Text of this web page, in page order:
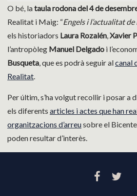
O bé, lataula rodona del 4 de
Realitat i Maig: “Engels i l’actualitat de
els historiadors Laura Rozalén,Xavier
l’antropòleg Manuel Delgado i
Busqueta, que es podrà seguir alcanal
Realitat.
Per últim, s’ha volgut recollir i posar a
els diferents articles i actes que han
organitzacions d’arreusobre el
poden resultar d’interès.
FACEBOOK